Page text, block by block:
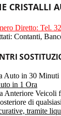
CRISTALLI
Diretto: Tel.
Contanti,
Auto in 30 Minuti
in 1 Ora
Anteriore
di
tramite